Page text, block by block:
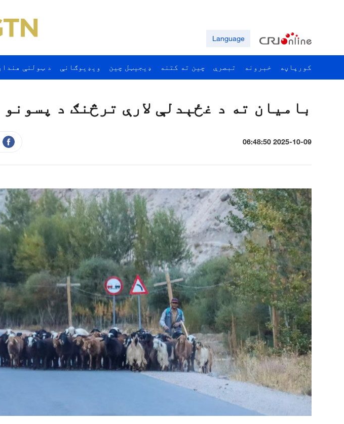
Language
کورپاڼه خبرونه تبصرې چين ته کتنه ډيجيټل چين ويډيوګانې د ټولنې
بامیان ته د غځېدلې لارې ترڅنګ د پسونو
2025-10-09 06:48:50